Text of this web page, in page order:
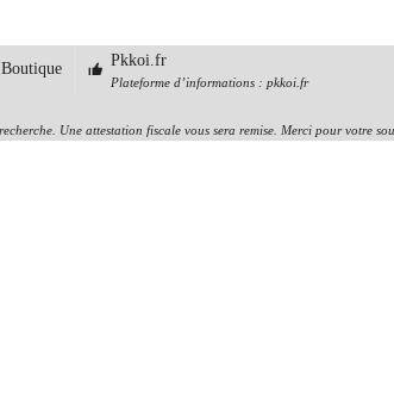
Boutique Pkkoi.fr
Plateforme d’informations : pkkoi.fr
Une attestation fiscale vous sera remise. Merci pour votre